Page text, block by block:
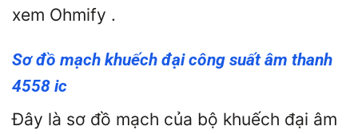
xem Ohmify .
Sơ đồ mạch khuếch đại công suất âm thanh
4558 ic
Đây là sơ đồ mạch của bộ khuếch đại âm